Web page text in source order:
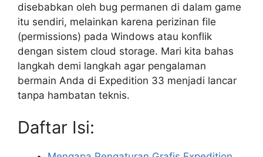
disebabkan oleh bug permanen di dalam game
itu sendiri, melainkan karena perizinan file
(permissions) pada Windows atau konflik
dengan sistem cloud storage. Mari kita bahas
langkah demi langkah agar pengalaman
bermain Anda di Expedition 33 menjadi lancar
tanpa hambatan teknis.
Daftar Isi: